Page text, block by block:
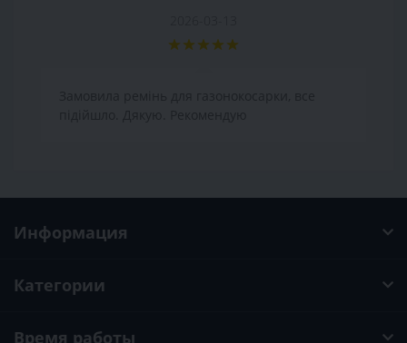
Информация
Категории
Время работы